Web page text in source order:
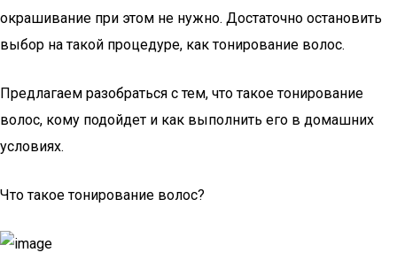
окрашивание при этом не нужно. Достаточно остановить
выбор на такой процедуре, как тонирование волос.
Предлагаем разобраться с тем, что такое тонирование
волос, кому подойдет и как выполнить его в домашних
условиях.
Что такое тонирование волос?